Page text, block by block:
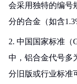
会采用独特的编号
分的合金（如含
2. 中国国家标准（
中，铝合金代号多
分旧版或行业标准